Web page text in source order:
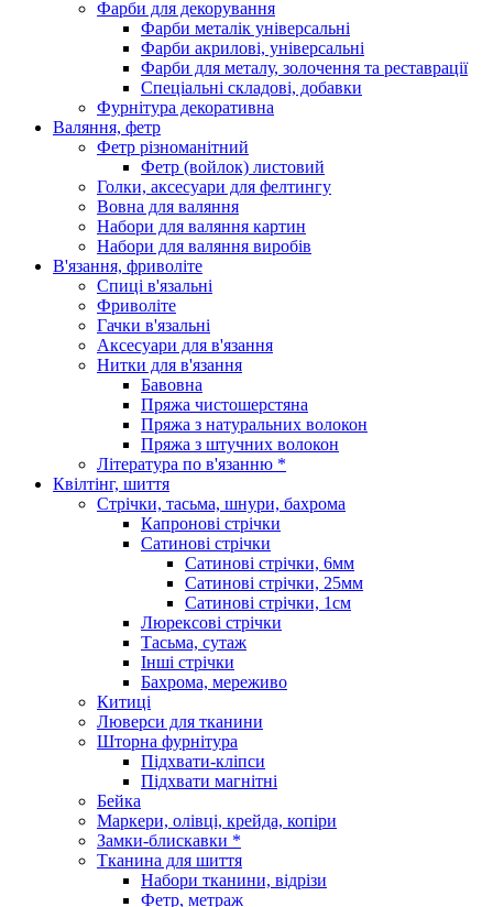
Фарби для декорування
Фарби металік універсальні
Фарби акрилові, універсальні
Фарби для металу, золочення та реставрації
Спеціальні складові, добавки
Фурнітура декоративна
Валяння, фетр
Фетр різноманітний
Фетр (войлок) листовий
Голки, аксесуари для фелтингу
Вовна для валяння
Набори для валяння картин
Набори для валяння виробів
В'язання, фриволіте
Спиці в'язальні
Фриволіте
Гачки в'язальні
Аксесуари для в'язання
Нитки для в'язання
Бавовна
Пряжа чистошерстяна
Пряжа з натуральних волокон
Пряжа з штучних волокон
Література по в'язанню *
Квілтінг, шиття
Стрічки, тасьма, шнури, бахрома
Капронові стрічки
Сатинові стрічки
Сатинові стрічки, 6мм
Сатинові стрічки, 25мм
Сатинові стрічки, 1см
Люрексові стрічки
Тасьма, сутаж
Інші стрічки
Бахрома, мереживо
Китиці
Люверси для тканини
Шторна фурнітура
Підхвати-кліпси
Підхвати магнітні
Бейка
Маркери, олівці, крейда, копіри
Замки-блискавки *
Тканина для шиття
Набори тканини, відрізи
Фетр, метраж